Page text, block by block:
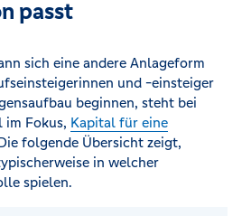
passt
sich eine andere Anlageform
und -einsteiger
beginnen, steht bei
im Fokus, Kapital für eine
folgende Übersicht zeigt,
in welcher
spielen.